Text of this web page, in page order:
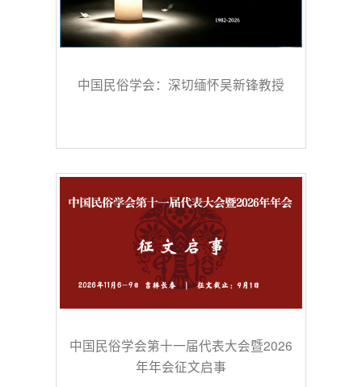
中国民俗学会：深切缅怀吴新锋教授
中国民俗学会第十一届代表大会暨2026
年年会征文启事